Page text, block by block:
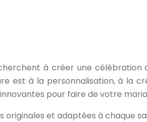
à créer une célébration
est à la personnalisation, à la
pour faire de votre
originales et adaptées à chaque